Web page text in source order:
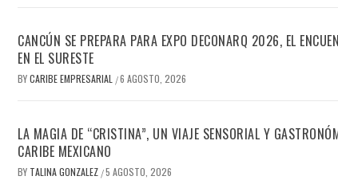
CANCÚN SE PREPARA PARA EXPO DECONARQ 2026, EL
EN EL SURESTE
BYCARIBE EMPRESARIAL /6 AGOSTO, 2026
LA MAGIA DE “CRISTINA”, UN VIAJE SENSORIAL Y
CARIBE MEXICANO
BY TALINA GONZALEZ /5 AGOSTO, 2026